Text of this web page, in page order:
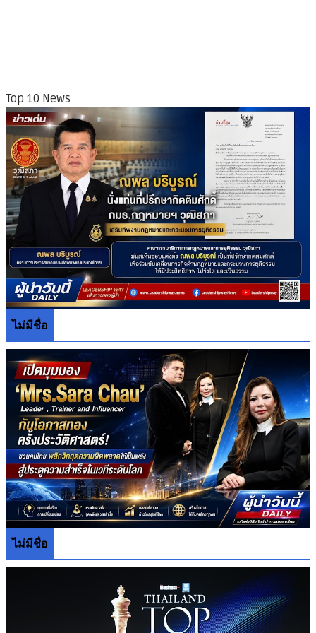
Top 10 News
ไม่มีชื่อ
ไม่มีชื่อ